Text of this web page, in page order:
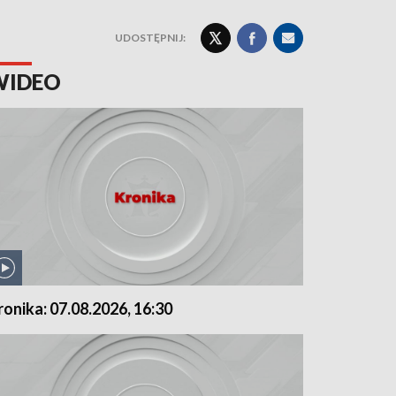
UDOSTĘPNIJ:
07.08.2026, 16:30